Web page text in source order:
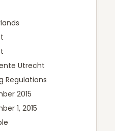
Utrecht
Regulations
2015
1, 2015